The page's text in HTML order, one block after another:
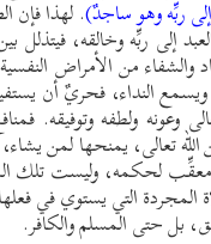
ربِّه وهو ساجدٌ). لهذا فإن
إلى ربِّه وخالقه، فيتذلل
والشفاء من الأمراض
النداء، فحريٌ أن
وعونه ولطفه وتوفيقه.
تعالى، يمنحها لمن
لحكمه، وليست تلك
المجردة التي يستوي في
بل حتى المسلم والكافر.